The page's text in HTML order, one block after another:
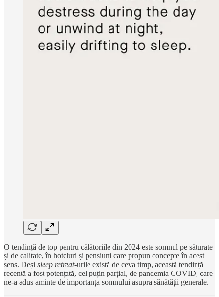
O tendință de top pentru călătoriile din 2024 este somnul pe săturate
și de calitate, în hoteluri și pensiuni care propun concepte în acest
sens. Deși sleep retreat-urile există de ceva timp, această tendință
recentă a fost potențată, cel puțin parțial, de pandemia COVID, care
ne-a adus aminte de importanța somnului asupra sănătății generale.